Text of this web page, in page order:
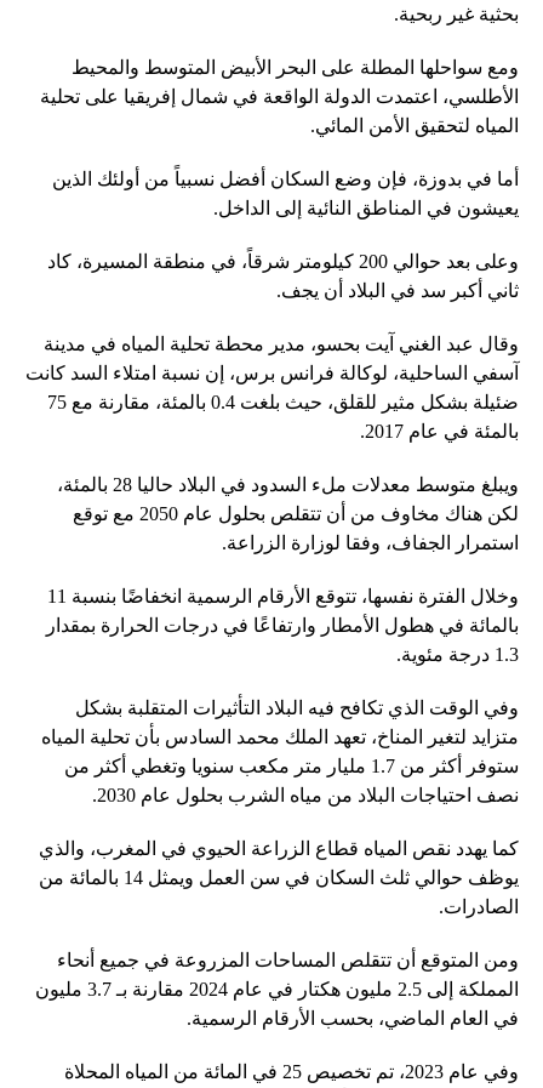
بحثية غير ربحية.
ومع سواحلها المطلة على البحر الأبيض المتوسط ​​والمحيط
الأطلسي، اعتمدت الدولة الواقعة في شمال إفريقيا على تحلية
المياه لتحقيق الأمن المائي.
أما في بدوزة، فإن وضع السكان أفضل نسبياً من أولئك الذين
يعيشون في المناطق النائية إلى الداخل.
وعلى بعد حوالي 200 كيلومتر شرقاً، في منطقة المسيرة، كاد
ثاني أكبر سد في البلاد أن يجف.
وقال عبد الغني آيت بحسو، مدير محطة تحلية المياه في مدينة
آسفي الساحلية، لوكالة فرانس برس، إن نسبة امتلاء السد كانت
ضئيلة بشكل مثير للقلق، حيث بلغت 0.4 بالمئة، مقارنة مع 75
بالمئة في عام 2017.
ويبلغ متوسط ​​معدلات ملء السدود في البلاد حاليا 28 بالمئة،
لكن هناك مخاوف من أن تتقلص بحلول عام 2050 مع توقع
استمرار الجفاف، وفقا لوزارة الزراعة.
وخلال الفترة نفسها، تتوقع الأرقام الرسمية انخفاضًا بنسبة 11
بالمائة في هطول الأمطار وارتفاعًا في درجات الحرارة بمقدار
1.3 درجة مئوية.
وفي الوقت الذي تكافح فيه البلاد التأثيرات المتقلبة بشكل
متزايد لتغير المناخ، تعهد الملك محمد السادس بأن تحلية المياه
ستوفر أكثر من 1.7 مليار متر مكعب سنويا وتغطي أكثر من
نصف احتياجات البلاد من مياه الشرب بحلول عام 2030.
كما يهدد نقص المياه قطاع الزراعة الحيوي في المغرب، والذي
يوظف حوالي ثلث السكان في سن العمل ويمثل 14 بالمائة من
الصادرات.
ومن المتوقع أن تتقلص المساحات المزروعة في جميع أنحاء
المملكة إلى 2.5 مليون هكتار في عام 2024 مقارنة بـ 3.7 مليون
في العام الماضي، بحسب الأرقام الرسمية.
وفي عام 2023، تم تخصيص 25 في المائة من المياه المحلاة